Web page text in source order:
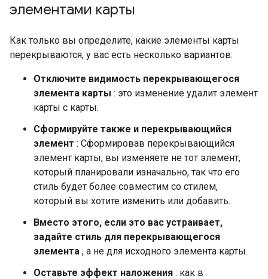
элементами карты
Как только вы определите, какие элементы карты
перекрываются, у вас есть несколько вариантов:
Отключите видимость перекрывающегося
элемента карты : это изменение удалит элемент
карты с карты.
Сформируйте также и перекрывающийся
элемент : Сформировав перекрывающийся
элемент карты, вы изменяете не тот элемент,
который планировали изначально, так что его
стиль будет более совместим со стилем,
который вы хотите изменить или добавить.
Вместо этого, если это вас устраивает,
задайте стиль для перекрывающегося
элемента , а не для исходного элемента карты.
Оставьте эффект наложения : как в